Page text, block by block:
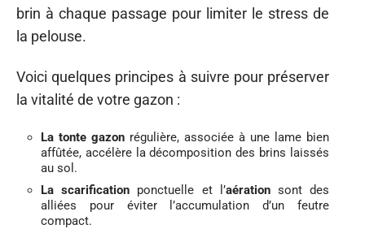
brin à chaque passage pour limiter le stress de
la pelouse.
Voici quelques principes à suivre pour préserver
la vitalité de votre gazon :
La tonte gazon régulière, associée à une lame bien
affûtée, accélère la décomposition des brins laissés
au sol.
La scarification ponctuelle et l’aérationsont des
alliées pour éviter l’accumulation d’un feutre
compact.